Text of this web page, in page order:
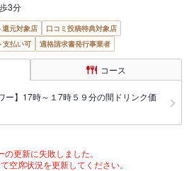
3分
還元対象店
口コミ投稿特典対象店
支払い可 適格請求書発行事業者
コース
ー】17時～１7時５９分の間ドリンク価
の更新に失敗しました。
空席状況を更新してください。